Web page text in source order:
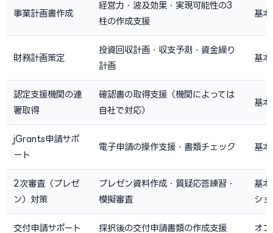
事業計画書作成
経営力・波及効果・実現可能性の3
柱の作成支援
基本
財務計画策定
投資回収計画・収支予測・資金繰り
計画
基本
認定支援機関の連
署取得
確認書の取得支援（機関によっては
自社で対応）
基本
jGrants申請サポ
ート
電子申請の操作支援・書類チェック 基本
2次審査（プレゼ
ン）対策
プレゼン資料作成・質疑応答練習・
模擬審査
基
ショ
交付申請サポート 採択後の交付申請書類の作成支援 オ